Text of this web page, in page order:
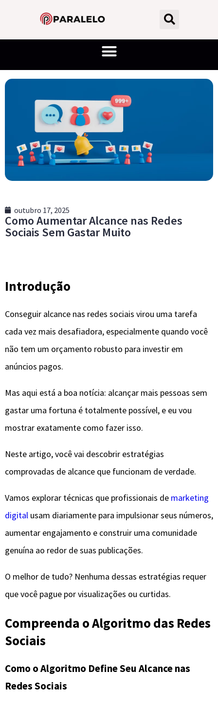
outubro 17, 2025
Como Aumentar Alcance nas Redes
Sociais Sem Gastar Muito
Introdução
Conseguir alcance nas redes sociais virou uma tarefa
cada vez mais desafiadora, especialmente quando você
não tem um orçamento robusto para investir em
anúncios pagos.
Mas aqui está a boa notícia: alcançar mais pessoas sem
gastar uma fortuna é totalmente possível, e eu vou
mostrar exatamente como fazer isso.
Neste artigo, você vai descobrir estratégias
comprovadas de alcance que funcionam de verdade.
Vamos explorar técnicas que profissionais de marketing
digital usam diariamente para impulsionar seus números,
aumentar engajamento e construir uma comunidade
genuína ao redor de suas publicações.
O melhor de tudo? Nenhuma dessas estratégias requer
que você pague por visualizações ou curtidas.
Compreenda o Algoritmo das Redes
Sociais
Como o Algoritmo Define Seu Alcance nas
Redes Sociais